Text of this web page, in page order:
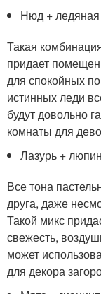
Нюд +
Такая
придает
для спокойных
истинных леди
будут довольно
комнаты для
Лазурь + люпин
Все тона
друга, даже
Такой микс
свежесть,
может
для декора